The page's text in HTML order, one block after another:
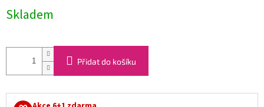
Skladem
Přidat do košíku